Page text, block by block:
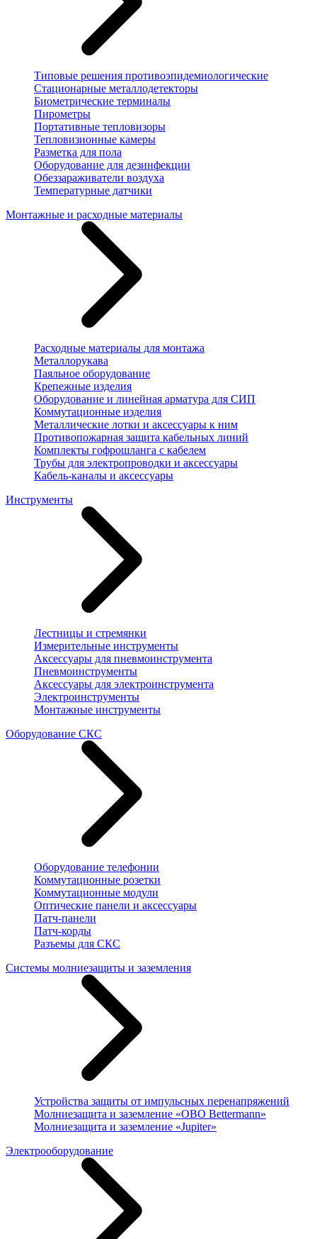
Типовые решения противоэпидемиологические
Стационарные металлодетекторы
Биометрические терминалы
Пирометры
Портативные тепловизоры
Тепловизионные камеры
Разметка для пола
Оборудование для дезинфекции
Обеззараживатели воздуха
Температурные датчики
Монтажные и расходные материалы
Расходные материалы для монтажа
Металлорукава
Паяльное оборудование
Крепежные изделия
Оборудование и линейная арматура для СИП
Коммутационные изделия
Металлические лотки и аксессуары к ним
Противопожарная защита кабельных линий
Комплекты гофрошланга с кабелем
Трубы для электропроводки и аксессуары
Кабель-каналы и аксессуары
Инструменты
Лестницы и стремянки
Измерительные инструменты
Аксессуары для пневмоинструмента
Пневмоинструменты
Аксессуары для электроинструмента
Электроинструменты
Монтажные инструменты
Оборудование СКС
Оборудование телефонии
Коммутационные розетки
Коммутационные модули
Оптические панели и аксессуары
Патч-панели
Патч-корды
Разъемы для СКС
Системы молниезащиты и заземления
Устройства защиты от импульсных перенапряжений
Молниезащита и заземление «OBO Bettermann»
Молниезащита и заземление «Jupiter»
Электрооборудование